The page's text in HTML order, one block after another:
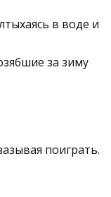
в воде и
за зиму
поиграть.